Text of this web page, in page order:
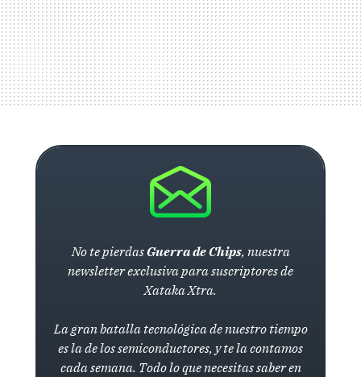
No te pierdasGuerra de Chips, nuestra
newsletter exclusiva para suscriptores de
Xataka Xtra.
La gran batalla tecnológica de nuestro tiempo
es la de los semiconductores, y te la contamos
cada semana. Todo lo que necesitas saber en